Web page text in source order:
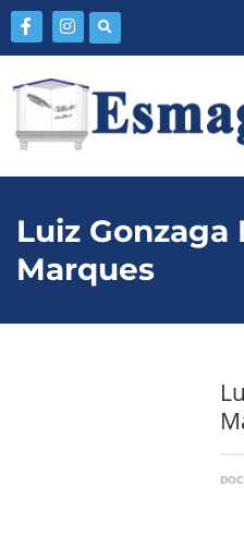
Luiz Gonzaga
Marques